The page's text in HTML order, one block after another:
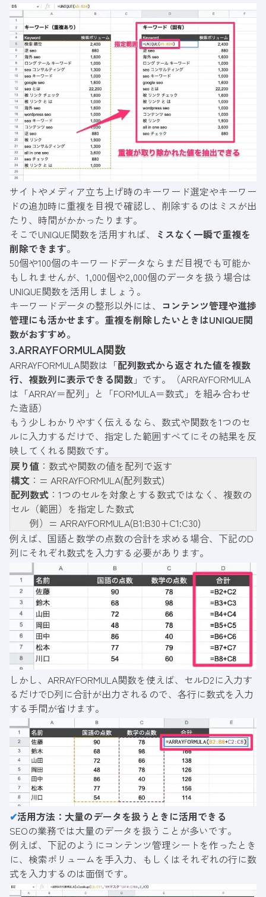
サイトやメディア立ち上げ時のキーワード選定やキーワー
ドの追加時に重複を目視で確認し、削除するのはミスが出
たり、時間がかかったります。
そこでUNIQUE関数を活用すれば、
ミスなく一瞬で重複を
削除できます。
50個や100個のキーワードデータならまだ目視でも可能か
もしれませんが、1,000個や2,000個のデータを扱う場合は
UNIQUE関数を活用しましょう。
キーワードデータの整形以外には、 コンテンツ管理や進捗
管理にも活かせます。重複を削除したいときはUNIQUE関
数がおすすめ。
3.ARRAYFORMULA関数
ARRAYFORMULA関数は「配列数式から返された値を複数
行、複数列に表示できる関数 」です。（ARRAYFORMULA
は「ARRAY＝配列」と「FORMULA＝数式」を組み合わせ
た造語）
もう少しわかりやすく伝えるなら、数式や関数を1つのセ
ルに入力するだけで、指定した範囲すべてにその結果を反
映してくれる関数です。
戻り値 ：数式や関数の値を配列で返す
構文 ：= ARRAYFORMULA(配列数式)
配列数式 ：1つのセルを対象とする数式ではなく、複数の
セル（範囲）を指定した数式
例）= ARRAYFORMULA(B1:B30+C1:C30)
例えば、国語と数学の点数の合計を求める場合、下記のD
列にそれぞれ数式を入力する必要があります。
しかし、ARRAYFORMULA関数を使えば、セルD2に入力す
るだけでD列に合計が出力されるので、各行に数式を入力
する手間が省けます。
✔活用方法：大量のデータを扱うときに活用できる
SEOの業務では大量のデータを扱うことが多いです。
例えば、下記のようにコンテンツ管理シートを作ったとき
に、検索ボリュームを手入力、もしくはそれぞれの行に数
式を入力するのは面倒です。